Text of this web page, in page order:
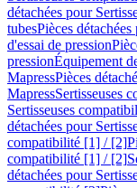
détachées pour
tubesPièces
d'essai de pression
pressionÉquipement
MapressPièces
MapressSertisseuses
Sertisseuses
détachées pour
compatibilité [1] / [2]
compatibilité [1] / [2]
détachées pour